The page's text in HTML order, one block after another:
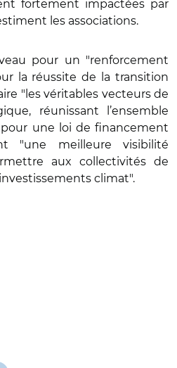
fortement impactées par
les associations.
pour un "renforcement
la réussite de la transition
"les véritables vecteurs de
réunissant l’ensemble
une loi de financement
"une meilleure visibilité
aux collectivités de
climat".